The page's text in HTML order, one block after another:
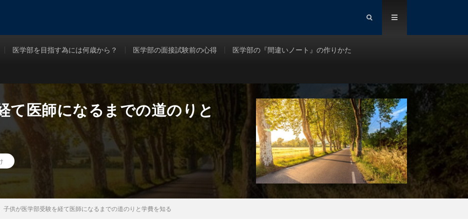
医学部を目指す為には何歳から？ 医学部の面接試験前の心得 医学部の『間違いノート』の作りかた
て医師になるまでの道のりと
子供が医学部受験を経て医師になるまでの道のりと学費を知る